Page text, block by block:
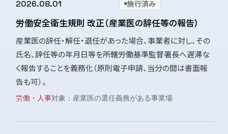
2026.08.01 施行済み
労働安全衛生規則 改正（産業医の辞任等の報告）
産業医の辞任・解任・退任があった場合、事業者に対し、その
氏名、辞任等の年月日等を所轄労働基準監督署長へ遅滞な
く報告することを義務化（原則電子申請、当分の間は書面報
告も可）。
労働・人事 産業医の選任義務がある事業場